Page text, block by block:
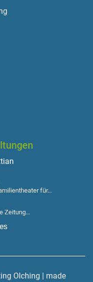
für…
Zeitung…
Olching | made